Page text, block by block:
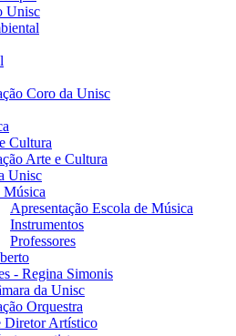
Unisc
Coro da Unisc
Cultura
Arte e Cultura
Unisc
Música
Apresentação Escola de Música
Instrumentos
Professores
- Regina Simonis
da Unisc
Orquestra
Diretor Artístico